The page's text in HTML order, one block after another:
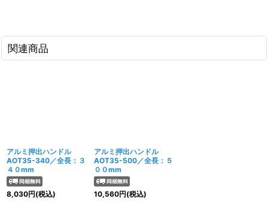
関連商品
アルミ押出ハンドル
AOT35-340／全長：３
４０mm
8,030円(税込)
アルミ押出ハンドル
AOT35-500／全長：５
００mm
10,560円(税込)